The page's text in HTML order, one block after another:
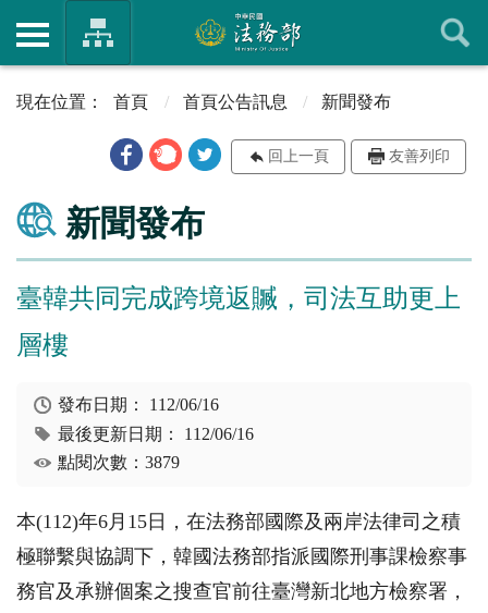
首頁 首頁公告訊息 新聞發布
回上一頁 友善列印
新聞發布
臺韓共同完成跨境返贓，司法互助更上
層樓
發布日期： 112/06/16
最後更新日期： 112/06/16
點閱次數：3879
本(112)年6月15日，在法務部國際及兩岸法律司之積
極聯繫與協調下，韓國法務部指派國際刑事課檢察事
務官及承辦個案之搜查官前往臺灣新北地方檢察署，